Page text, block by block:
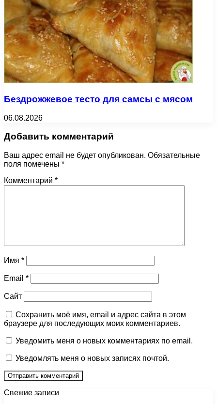
Бездрожжевое тесто для самсы с мясом
06.08.2026
Добавить комментарий
Ваш адрес email не будет опубликован. Обязательные
поля помечены *
Комментарий *
Имя *
Email *
Сайт
Сохранить моё имя, email и адрес сайта в этом
браузере для последующих моих комментариев.
Уведомить меня о новых комментариях по email.
Уведомлять меня о новых записях почтой.
Свежие записи